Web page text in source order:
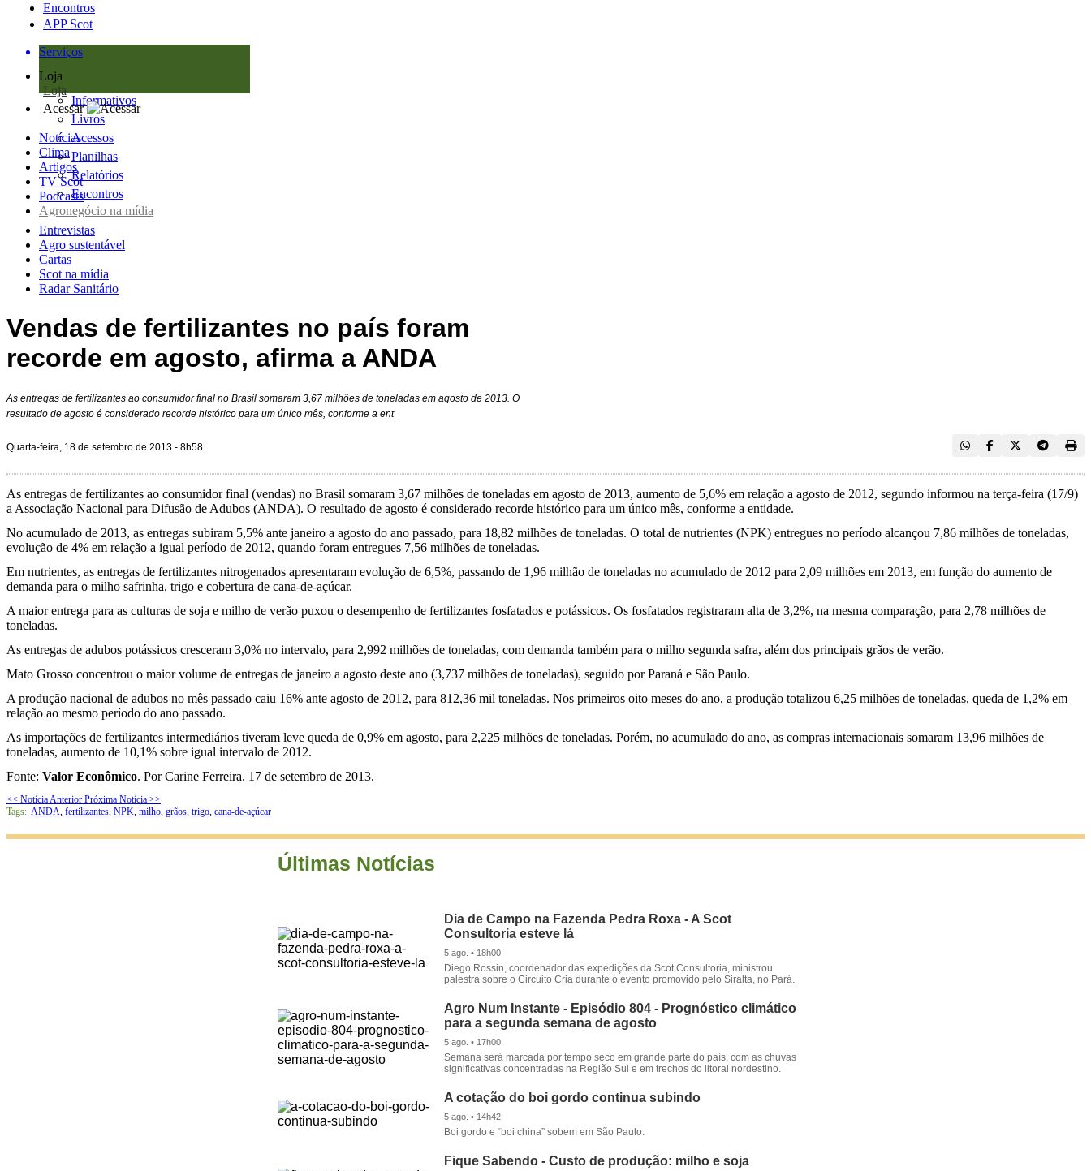
Encontros
APP Scot
Serviços
Loja
Loja
Informativos
Livros
Acessos
Planilhas
Relatórios
Encontros
Acessar
Notícias
Clima
Artigos
TV Scot
Podcasts
Agronegócio na mídia
Entrevistas
Agro sustentável
Cartas
Scot na mídia
Radar Sanitário
Vendas de fertilizantes no país foram
recorde em agosto, afirma a ANDA
As entregas de fertilizantes ao consumidor final no Brasil somaram 3,67 milhões de toneladas em agosto de 2013. O
resultado de agosto é considerado recorde histórico para um único mês, conforme a ent
Quarta-feira, 18 de setembro de 2013 - 8h58
As entregas de fertilizantes ao consumidor final (vendas) no Brasil somaram 3,67 milhões de toneladas em agosto de 2013, aumento de 5,6% em relação a agosto de 2012, segundo informou na terça-feira (17/9)
a Associação Nacional para Difusão de Adubos (ANDA). O resultado de agosto é considerado recorde histórico para um único mês, conforme a entidade.
No acumulado de 2013, as entregas subiram 5,5% ante janeiro a agosto do ano passado, para 18,82 milhões de toneladas. O total de nutrientes (NPK) entregues no período alcançou 7,86 milhões de toneladas,
evolução de 4% em relação a igual período de 2012, quando foram entregues 7,56 milhões de toneladas.
Em nutrientes, as entregas de fertilizantes nitrogenados apresentaram evolução de 6,5%, passando de 1,96 milhão de toneladas no acumulado de 2012 para 2,09 milhões em 2013, em função do aumento de
demanda para o milho safrinha, trigo e cobertura de cana-de-açúcar.
A maior entrega para as culturas de soja e milho de verão puxou o desempenho de fertilizantes fosfatados e potássicos. Os fosfatados registraram alta de 3,2%, na mesma comparação, para 2,78 milhões de
toneladas.
As entregas de adubos potássicos cresceram 3,0% no intervalo, para 2,992 milhões de toneladas, com demanda também para o milho segunda safra, além dos principais grãos de verão.
Mato Grosso concentrou o maior volume de entregas de janeiro a agosto deste ano (3,737 milhões de toneladas), seguido por Paraná e São Paulo.
A produção nacional de adubos no mês passado caiu 16% ante agosto de 2012, para 812,36 mil toneladas. Nos primeiros oito meses do ano, a produção totalizou 6,25 milhões de toneladas, queda de 1,2% em
relação ao mesmo período do ano passado.
As importações de fertilizantes intermediários tiveram leve queda de 0,9% em agosto, para 2,225 milhões de toneladas. Porém, no acumulado do ano, as compras internacionais somaram 13,96 milhões de
toneladas, aumento de 10,1% sobre igual intervalo de 2012.
Fonte: Valor Econômico. Por Carine Ferreira. 17 de setembro de 2013.
<< Notícia Anterior Próxima Notícia >>
Tags: ANDA, fertilizantes, NPK, milho, grãos, trigo, cana-de-açúcar
Últimas Notícias
Dia de Campo na Fazenda Pedra Roxa - A Scot
Consultoria esteve lá
5 ago. • 18h00
Diego Rossin, coordenador das expedições da Scot Consultoria, ministrou
palestra sobre o Circuito Cria durante o evento promovido pelo Siralta, no Pará.
Agro Num Instante - Episódio 804 - Prognóstico climático
para a segunda semana de agosto
5 ago. • 17h00
Semana será marcada por tempo seco em grande parte do país, com as chuvas
significativas concentradas na Região Sul e em trechos do litoral nordestino.
A cotação do boi gordo continua subindo
5 ago. • 14h42
Boi gordo e “boi china” sobem em São Paulo.
Fique Sabendo - Custo de produção: milho e soja